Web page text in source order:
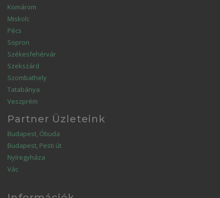
Komárom
Miskolc
Pécs
Sopron
Székesfehérvár
Szekszárd
Szombathely
Tatabánya
Veszprém
Partner Üzleteink
Budapest, Óbuda
Budapest, Pesti út
Nyíregyháza
Vác